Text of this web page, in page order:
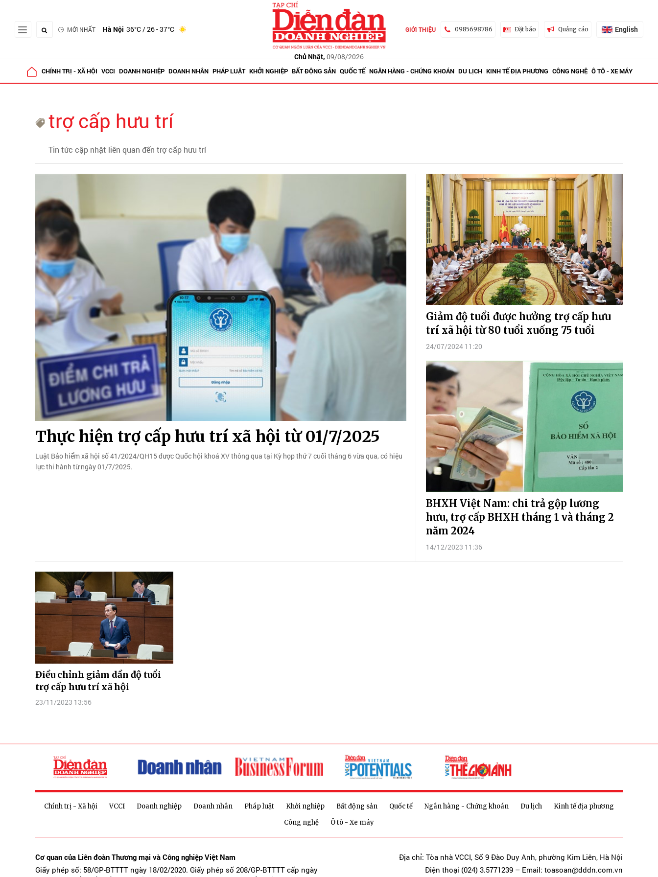
MỚI NHẤT Hà Nội 36°C/ 26 - 37°C
Chủ Nhật, 09/08/2026
GIỚI THIỆU 0985698786 Đặt báo Quảng cáo English
CHÍNH TRỊ - XÃ HỘI VCCI DOANH NGHIỆP DOANH NHÂN PHÁP LUẬT KHỞI NGHIỆP BẤT ĐỘNG SẢN QUỐC TẾ NGÂN HÀNG - CHỨNG KHOÁN DU LỊCH KINH TẾ ĐỊA PHƯƠNG CÔNG NGHỆ Ô TÔ - XE MÁY
trợ cấp hưu trí
Tin tức cập nhật liên quan đến trợ cấp hưu trí
Thực hiện trợ cấp hưu trí xã hội từ 01/7/2025
Luật Bảo hiểm xã hội số 41/2024/QH15 được Quốc hội khoá XV thông qua tại Kỳ họp thứ 7 cuối tháng 6 vừa qua, có hiệu
lực thi hành từ ngày 01/7/2025.
Giảm độ tuổi được hưởng trợ cấp hưu
trí xã hội từ 80 tuổi xuống 75 tuổi
24/07/2024 11:20
BHXH Việt Nam: chi trả gộp lương
hưu, trợ cấp BHXH tháng 1 và tháng 2
năm 2024
14/12/2023 11:36
Điều chỉnh giảm dần độ tuổi
trợ cấp hưu trí xã hội
23/11/2023 13:56
Chính trị - Xã hội VCCI Doanh nghiệp Doanh nhân Pháp luật Khởi nghiệp Bất động sản Quốc tế Ngân hàng - Chứng khoán Du lịch
Kinh tế địa phương
Công nghệ
Ô tô - Xe máy
Cơ quan của Liên đoàn Thương mại và Công nghiệp Việt Nam
Giấy phép số: 58/GP-BTTTT ngày 18/02/2020. Giấy phép số 208/GP-BTTTT cấp ngày
Địa chỉ: Tòa nhà VCCI, Số 9 Đào Duy Anh, phường Kim Liên, Hà Nội
Điện thoại (024) 3.5771239 – Email: toasoan@dddn.com.vn